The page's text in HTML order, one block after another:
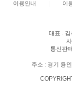
이용안내 이
대표 : 김
통신판
주소 : 경기 용